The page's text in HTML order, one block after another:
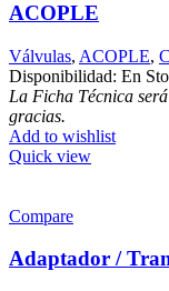
ACOPLE
Válvulas, ACOPLE,
Disponibilidad: En
La Ficha Técnica
gracias.
Add to wishlist
Quick view
Compare
Adaptador /